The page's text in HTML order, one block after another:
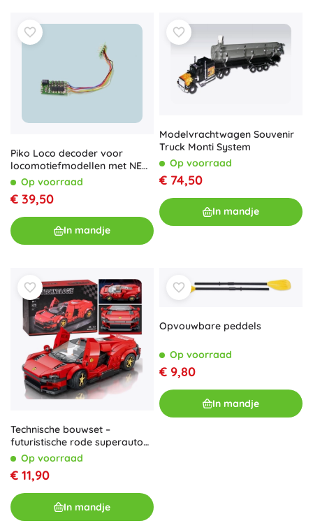
Piko Loco decoder voor
locomotiefmodellen met NEM
652-interface
Op voorraad
€ 39,50
In mandje
Modelvrachtwagen Souvenir
Truck Monti System
Op voorraad
€ 74,50
In mandje
Technische bouwset –
futuristische rode superauto
met opklapbare deuren, 275
onderdelen
Op voorraad
€ 11,90
In mandje
Opvouwbare peddels
Op voorraad
€ 9,80
In mandje